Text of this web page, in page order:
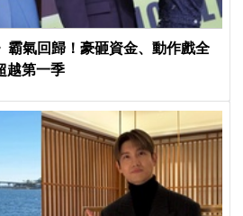
霸氣回歸！豪砸資金、動作戲全
越第一季